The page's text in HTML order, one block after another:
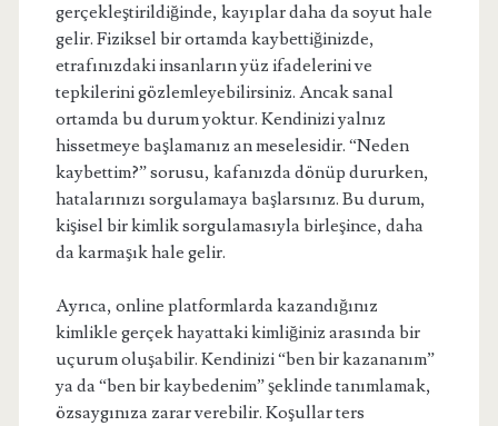
gerçekleştirildiğinde, kayıplar daha da soyut hale
gelir. Fiziksel bir ortamda kaybettiğinizde,
etrafınızdaki insanların yüz ifadelerini ve
tepkilerini gözlemleyebilirsiniz. Ancak sanal
ortamda bu durum yoktur. Kendinizi yalnız
hissetmeye başlamanız an meselesidir. “Neden
kaybettim?” sorusu, kafanızda dönüp dururken,
hatalarınızı sorgulamaya başlarsınız. Bu durum,
kişisel bir kimlik sorgulamasıyla birleşince, daha
da karmaşık hale gelir.
Ayrıca, online platformlarda kazandığınız
kimlikle gerçek hayattaki kimliğiniz arasında bir
uçurum oluşabilir. Kendinizi “ben bir kazananım”
ya da “ben bir kaybedenim” şeklinde tanımlamak,
özsaygınıza zarar verebilir. Koşullar ters